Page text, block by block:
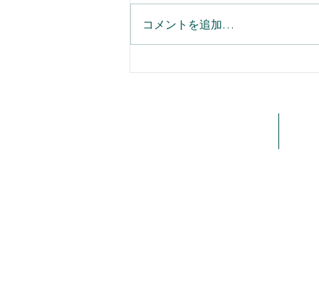
コメントを追加…